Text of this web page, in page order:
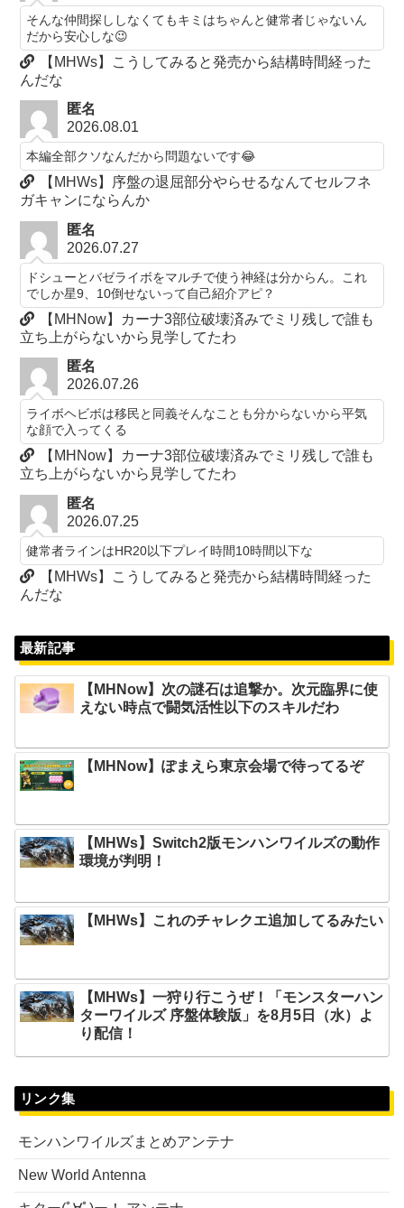
そんな仲間探ししなくてもキミはちゃんと健常者じゃないん
だから安心しな😉
【MHWs】こうしてみると発売から結構時間経った
んだな
匿名
2026.08.01
本編全部クソなんだから問題ないです😂
【MHWs】序盤の退屈部分やらせるなんてセルフネ
ガキャンにならんか
匿名
2026.07.27
ドシューとバゼライボをマルチで使う神経は分からん。これ
でしか星9、10倒せないって自己紹介アピ？
【MHNow】カーナ3部位破壊済みでミリ残しで誰も
立ち上がらないから見学してたわ
匿名
2026.07.26
ライボヘビボは移民と同義そんなことも分からないから平気
な顔で入ってくる
【MHNow】カーナ3部位破壊済みでミリ残しで誰も
立ち上がらないから見学してたわ
匿名
2026.07.25
健常者ラインはHR20以下プレイ時間10時間以下な
【MHWs】こうしてみると発売から結構時間経った
んだな
最新記事
【MHNow】次の謎石は追撃か。次元臨界に使
えない時点で闘気活性以下のスキルだわ
【MHNow】ぽまえら東京会場で待ってるぞ
【MHWs】Switch2版モンハンワイルズの動作
環境が判明！
【MHWs】これのチャレクエ追加してるみたい
【MHWs】一狩り行こうぜ！「モンスターハン
ターワイルズ 序盤体験版」を8月5日（水）よ
り配信！
リンク集
モンハンワイルズまとめアンテナ
New World Antenna